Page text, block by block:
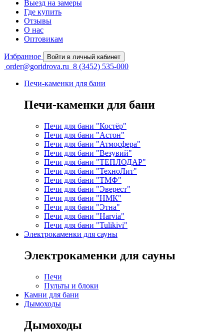
Выезд на замеры
Где купить
Отзывы
О нас
Оптовикам
Избранное Войти в личный кабинет
order@goridrova.ru 8 (3452) 535-000
Печи-каменки для бани
Печи-каменки для бани
Печи для бани "Костёр"
Печи для бани "Астон"
Печи для бани "Атмосфера"
Печи для бани "Везувий"
Печи для бани "ТЕПЛОДАР"
Печи для бани "ТехноЛит"
Печи для бани "ТМФ"
Печи для бани "Эверест"
Печи для бани "НМК"
Печи для бани "Этна"
Печи для бани "Harvia"
Печи для бани "Tulikivi"
Электрокаменки для сауны
Электрокаменки для сауны
Печи
Пульты и блоки
Камни для бани
Дымоходы
Дымоходы